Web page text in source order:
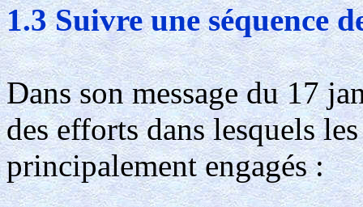
1.3 Suivre une séquence
Dans son message du 17
des efforts dans lesquels
principalement engagés :